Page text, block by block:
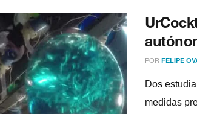
POR FELIPE
Dos
medidas